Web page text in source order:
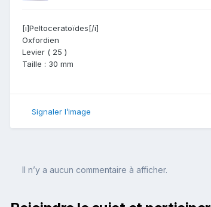
[i]Peltoceratoïdes[/i]
Oxfordien
Levier ( 25 )
Taille : 30 mm
Signaler l’image
Il n’y a aucun commentaire à afficher.